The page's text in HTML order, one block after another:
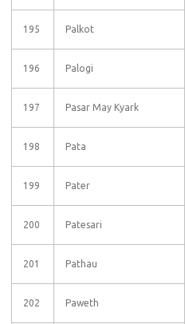
195 Palkot
196 Palogi
197 Pasar May Kyark
198 Pata
199 Pater
200 Patesari
201 Pathau
202 Paweth